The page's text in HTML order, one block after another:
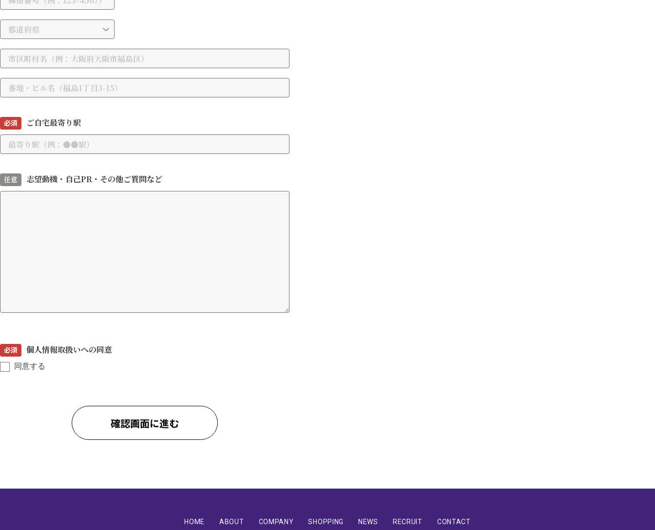
必須 ご自宅最寄り駅
任意 志望動機・自己PR・その他ご質問など
必須 個人情報取扱いへの同意
同意する
確認画面に進む
HOME ABOUT COMPANY SHOPPING NEWS RECRUIT CONTACT